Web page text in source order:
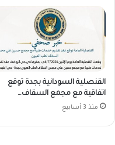
القنصلية السودانية بجدة توقع
اتفاقية مع مجمع السقاف…
منذ 3 أسابيع